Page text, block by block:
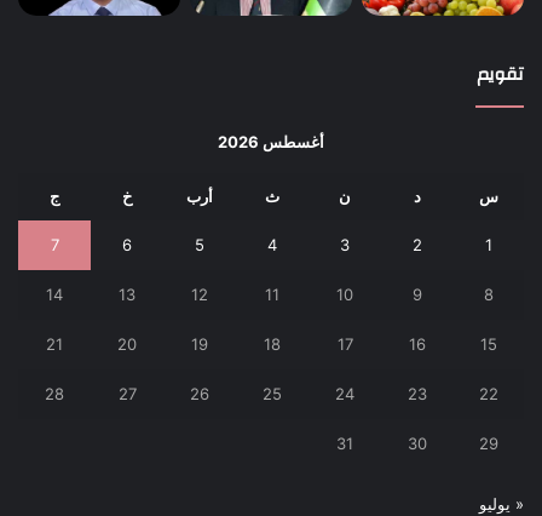
تقويم
أغسطس 2026
س د ن ث أرب خ ج
1
2
3
4
5
6
7
8
9
10
11
12
13
14
15
16
17
18
19
20
21
22
23
24
25
26
27
28
29
30
31
« يوليو